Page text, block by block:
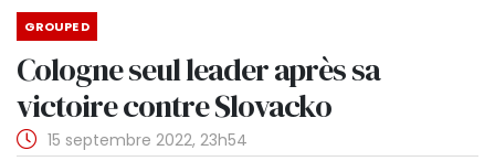
GROUPE D
Cologne seul leader après sa
victoire contre Slovacko
15 septembre 2022, 23h54